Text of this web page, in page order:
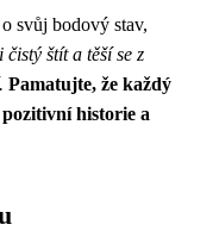
svůj bodový stav,
štít a těší se z
Pamatujte, že každý
historie a